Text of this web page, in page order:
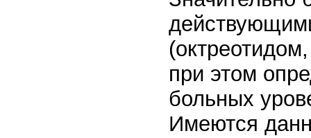
при этом
больных
Имеются